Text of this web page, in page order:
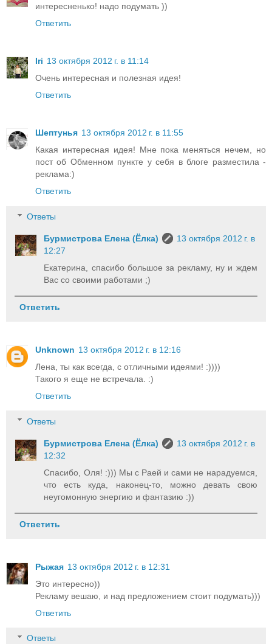
интересненько! надо подумать ))
Ответить
Iri 13 октября 2012 г. в 11:14
Очень интересная и полезная идея!
Ответить
Шептунья 13 октября 2012 г. в 11:55
Какая интересная идея! Мне пока меняться нечем, но
пост об Обменном пункте у себя в блоге разместила -
реклама:)
Ответить
Ответы
Бурмистрова Елена (Ёлка)
13 октября 2012 г. в
12:27
Екатерина, спасибо большое за рекламу, ну и ждем
Вас со своими работами ;)
Ответить
Unknown 13 октября 2012 г. в 12:16
Лена, ты как всегда, с отличными идеями! :))))
Такого я еще не встречала. :)
Ответить
Ответы
Бурмистрова Елена (Ёлка)
13 октября 2012 г. в
12:32
Спасибо, Оля! :))) Мы с Раей и сами не нарадуемся,
что есть куда, наконец-то, можно девать свою
неугомонную энергию и фантазию :))
Ответить
Рыжая 13 октября 2012 г. в 12:31
Это интересно))
Рекламу вешаю, и над предложением стоит подумать)))
Ответить
Ответы